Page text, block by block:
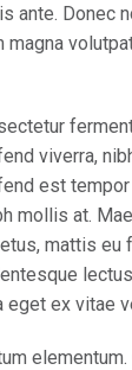
Donec
viverra,
est
mollis at.
mattis
ex vitae
elementum.